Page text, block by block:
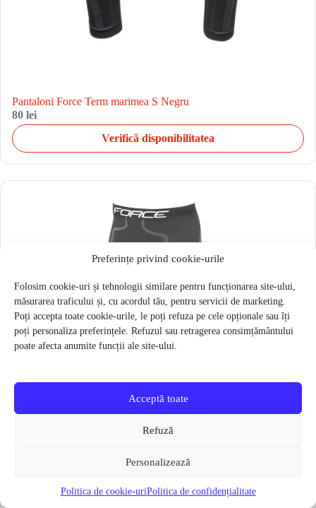
Preferințe privind cookie-urile
Folosim cookie-uri și tehnologii similare pentru funcționarea site-ului,
măsurarea traficului și, cu acordul tău, pentru servicii de marketing.
Poți accepta toate cookie-urile, le poți refuza pe cele opționale sau îți
poți personaliza preferințele. Refuzul sau retragerea consimțământului
poate afecta anumite funcții ale site-ului.
Acceptă toate
Refuză
Personalizează
Politica de cookie-uriPolitica de confidențialitate
Pantaloni Force Term marimea S Negru
80 lei
Verifică disponibilitatea
Pantaloni functionali Force Frost marime L-XL Negru